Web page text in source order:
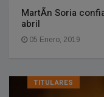
MartÃ­n Soria
abril
05 Enero, 2019
TITULARES